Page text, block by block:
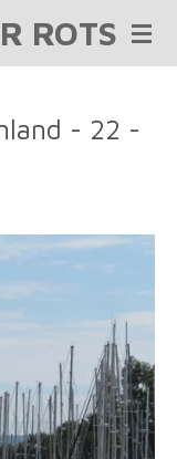
ROTS
- 22 -